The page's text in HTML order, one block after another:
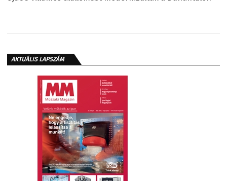
AKTUÁLIS LAPSZÁM